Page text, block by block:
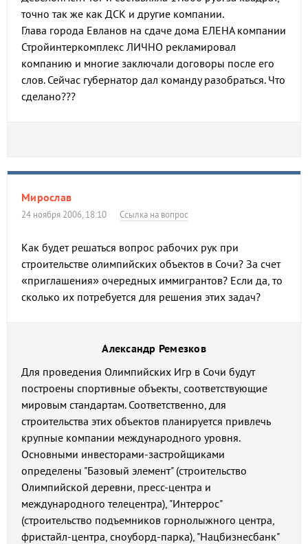
точно так же как ДСК и другие компании.
Глава города Евланов на сдаче дома ЕЛЕНА компании
Стройинтеркомплекс ЛИЧНО рекламировал
компанию и многие заключали договоры после его
слов. Сейчас губернатор дал команду разобраться. Что
сделано???
Мирослав
24 ноября 2006, 18:10 Ссылка на вопрос
Как будет решаться вопрос рабочих рук при
строительстве олимпийских объектов в Сочи? За счет
«приглашения» очередных иммигрантов? Если да, то
сколько их потребуется для решения этих задач?
Александр Ремезков
Для проведения Олимпийских Игр в Сочи будут
построены спортивные объекты, соответствующие
мировым стандартам. Соответственно, для
строительства этих объектов планируется привлечь
крупные компании международного уровня.
Основными инвесторами-застройщиками
определены "Базовый элемент" (строительство
Олимпийской деревни, пресс-центра и
международного телецентра), "Интеррос"
(строительство подъемников горнолыжного центра,
фристайл-центра, сноуборд-парка), "Нацбизнесбанк"